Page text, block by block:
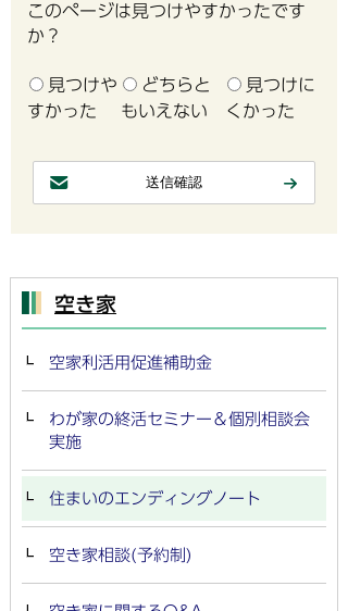
このページは見つけやすかったです
か？
見つけや
すかった
どちらと
もいえない
見つけに
くかった
空き家
空家利活用促進補助金
わが家の終活セミナー＆個別相談会
実施
住まいのエンディングノート
空き家相談(予約制)